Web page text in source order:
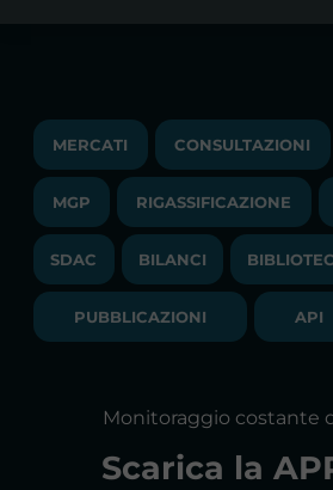
PUBBLICAZIONI
COMUNICATI/
NEWSLETTER
BILANCI DI
LAVORA CON NOI
BANDI DI GARA E
SOCIETA'
TRAYPORT M.
LIQUIDITY
BIBLIOTECA
GLOSSARIO
DICHIARAZIONE DI
FAQs MERCATO
MERCATI CONSULTAZIONI
MGP RIGASSIFICAZIONE
SDAC BILANCI
PUBBLICAZIONI API
Monitoraggio costante
Scarica la